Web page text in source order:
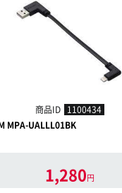
商品ID 1100434
MPA-UALLL01BK
1,280円